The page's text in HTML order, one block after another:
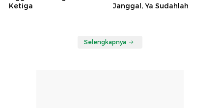
Ketiga
Janggal, Ya Sudahlah
Selengkapnya